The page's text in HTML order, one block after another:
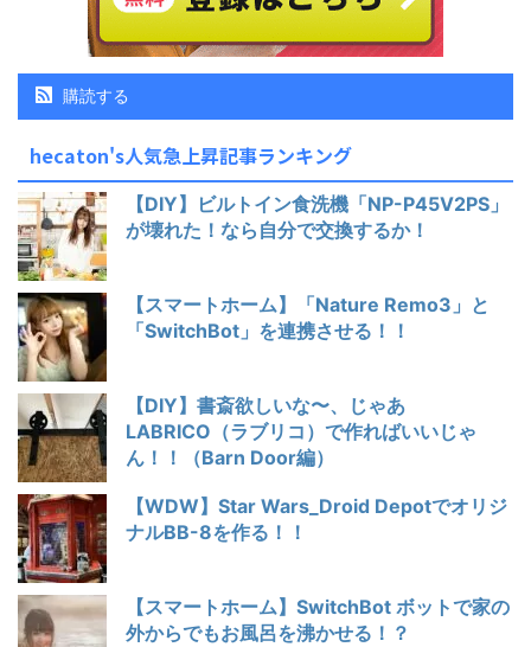
購読する
hecaton's人気急上昇記事ランキング
【DIY】ビルトイン食洗機「NP-P45V2PS」
が壊れた！なら自分で交換するか！
【スマートホーム】「Nature Remo3」と
「SwitchBot」を連携させる！！
【DIY】書斎欲しいな〜、じゃあ
LABRICO（ラブリコ）で作ればいいじゃ
ん！！（Barn Door編）
【WDW】Star Wars_Droid Depotでオリジ
ナルBB-8を作る！！
【スマートホーム】SwitchBot ボットで家の
外からでもお風呂を沸かせる！？